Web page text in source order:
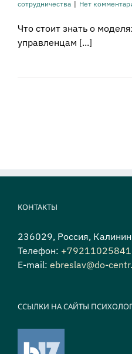
сотрудничества | Нет
Что стоит знать о
управленцам [...]
КОНТАКТЫ
236029, Россия,
Телефон: +79211025841
E-mail: ebreslav@do-
ССЫЛКИ НА САЙТЫ